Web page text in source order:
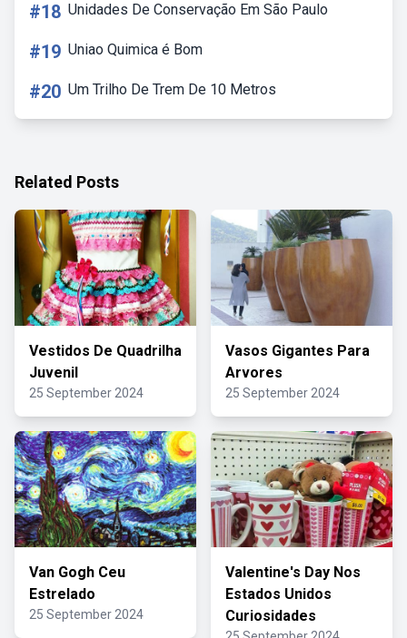
#18 Unidades De Conservação Em São Paulo
#19 Uniao Quimica é Bom
#20 Um Trilho De Trem De 10 Metros
Related Posts
Vestidos De Quadrilha
Juvenil
25 September 2024
Vasos Gigantes Para
Arvores
25 September 2024
Van Gogh Ceu
Estrelado
25 September 2024
Valentine's Day Nos
Estados Unidos
Curiosidades